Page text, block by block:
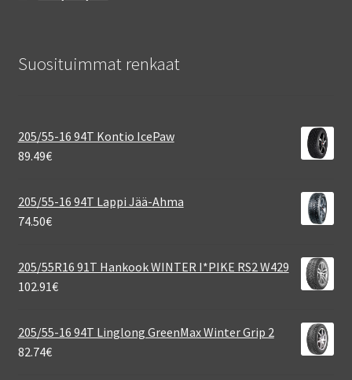
Suosituimmat renkaat
205/55-16 94T Kontio IcePaw
89.49€
205/55-16 94T Lappi Jää-Ahma
74.50€
205/55R16 91T Hankook WINTER I*PIKE RS2 W429
102.91€
205/55-16 94T Linglong GreenMax Winter Grip 2
82.74€